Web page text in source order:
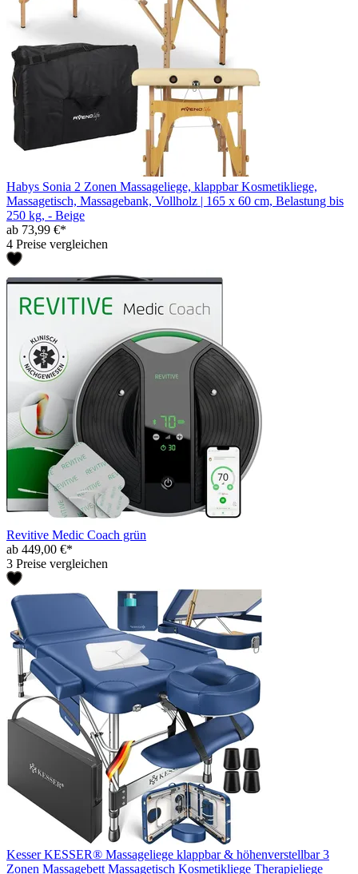
Habys Sonia 2 Zonen Massageliege, klappbar Kosmetikliege,
Massagetisch, Massagebank, Vollholz | 165 x 60 cm, Belastung bis
250 kg, - Beige
ab 73,99 €*
4 Preise vergleichen
Revitive Medic Coach grün
ab 449,00 €*
3 Preise vergleichen
Kesser KESSER® Massageliege klappbar & höhenverstellbar 3
Zonen Massagebett Massagetisch Kosmetikliege Therapieliege